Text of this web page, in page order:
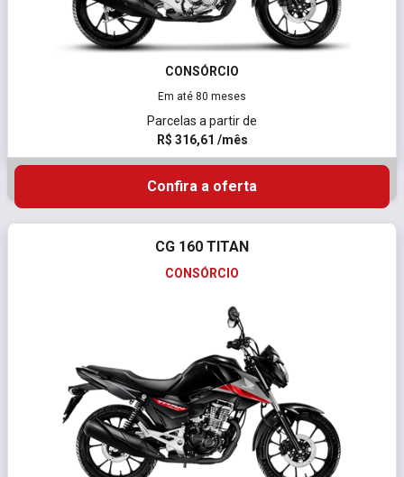
CONSÓRCIO
Em até 80 meses
Parcelas a partir de
R$ 316,61 /mês
Confira a oferta
CG 160 TITAN
CONSÓRCIO